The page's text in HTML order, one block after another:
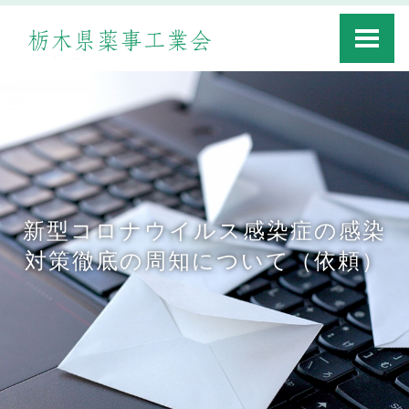
Toggle
新型コロナウイルス感染症の感染
対策徹底の周知について（依頼）